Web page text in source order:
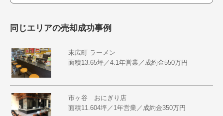
同じエリアの売却成功事例
末広町 ラーメン
面積13.65坪／4.1年営業／成約金550万円
市ヶ谷 おにぎり店
面積11.604坪／1年営業／成約金350万円